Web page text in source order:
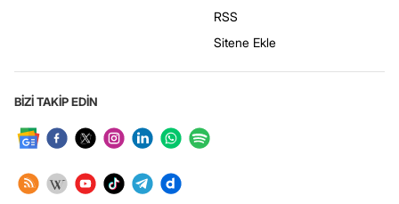
RSS
Sitene Ekle
BİZİ TAKİP EDİN